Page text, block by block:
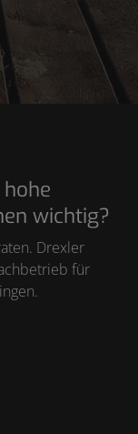
wichtig?
Drexler
für